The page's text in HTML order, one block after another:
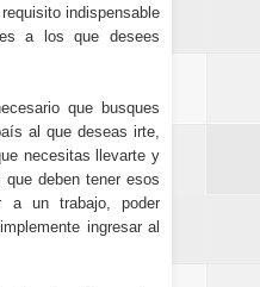
indispensable
a los que desees
que busques
al que deseas irte,
necesitas llevarte y
deben tener esos
a un trabajo, poder
ingresar al